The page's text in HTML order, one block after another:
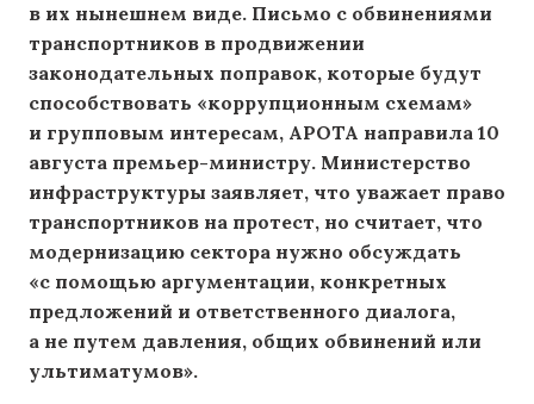
в их нынешнем виде. Письмо с обвинениями
транспортников в продвижении
законодательных поправок, которые будут
способствовать «коррупционным схемам»
и групповым интересам, APOTA направила 10
августа премьер-министру. Министерство
инфраструктуры заявляет, что уважает право
транспортников на протест, но считает, что
модернизацию сектора нужно обсуждать
«с помощью аргументации, конкретных
предложений и ответственного диалога,
а не путем давления, общих обвинений или
ультиматумов».